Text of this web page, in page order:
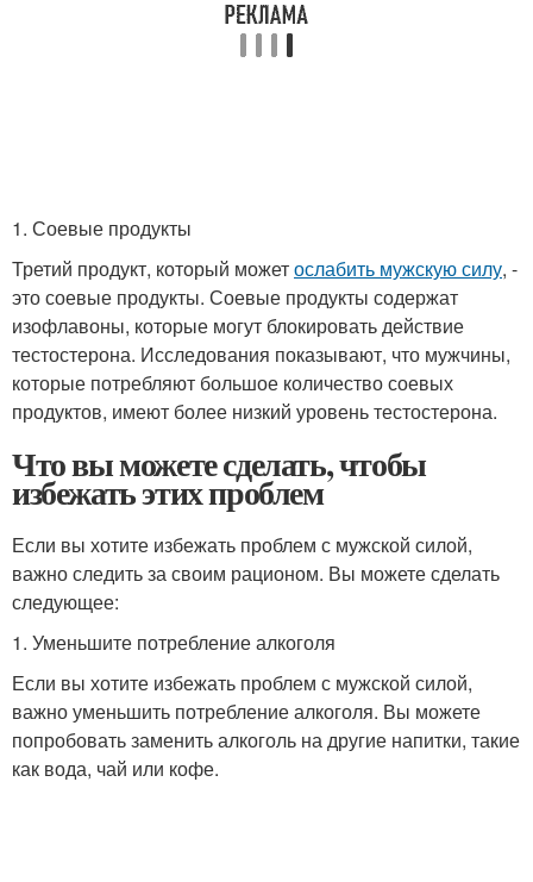
1. Соевые продукты
Третий продукт, который можетослабить мужскую силу, -
это соевые продукты. Соевые продукты содержат
изофлавоны, которые могут блокировать действие
тестостерона. Исследования показывают, что мужчины,
которые потребляют большое количество соевых
продуктов, имеют более низкий уровень тестостерона.
Что вы можете сделать, чтобы
избежать этих проблем
Если вы хотите избежать проблем с мужской силой,
важно следить за своим рационом. Вы можете сделать
следующее:
1. Уменьшите потребление алкоголя
Если вы хотите избежать проблем с мужской силой,
важно уменьшить потребление алкоголя. Вы можете
попробовать заменить алкоголь на другие напитки, такие
как вода, чай или кофе.